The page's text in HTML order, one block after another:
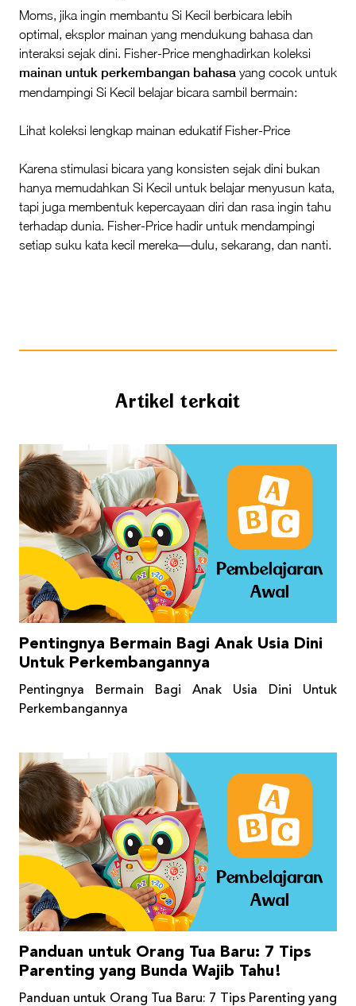
Moms, jika ingin membantu Si Kecil berbicara lebih
optimal, eksplor mainan yang mendukung bahasa dan
interaksi sejak dini. Fisher‑Price menghadirkan koleksi
mainan untuk perkembangan bahasa yang cocok untuk
mendampingi Si Kecil belajar bicara sambil bermain:
Lihat koleksi lengkap mainan edukatif Fisher‑Price
Karena stimulasi bicara yang konsisten sejak dini bukan
hanya memudahkan Si Kecil untuk belajar menyusun kata,
tapi juga membentuk kepercayaan diri dan rasa ingin tahu
terhadap dunia. Fisher‑Price hadir untuk mendampingi
setiap suku kata kecil mereka—dulu, sekarang, dan nanti.
Artikel terkait
Pentingnya Bermain Bagi Anak Usia Dini
Untuk Perkembangannya
Pentingnya Bermain Bagi Anak Usia Dini Untuk
Perkembangannya
Panduan untuk Orang Tua Baru: 7 Tips
Parenting yang Bunda Wajib Tahu!
Panduan untuk Orang Tua Baru: 7 Tips Parenting yang